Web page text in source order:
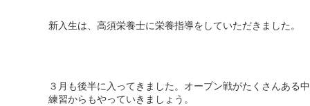
新入生は、高須栄養士に栄養指導をしていただきました。
３月も後半に入ってきました。オープン戦がたくさんある
練習からもやっていきましょう。